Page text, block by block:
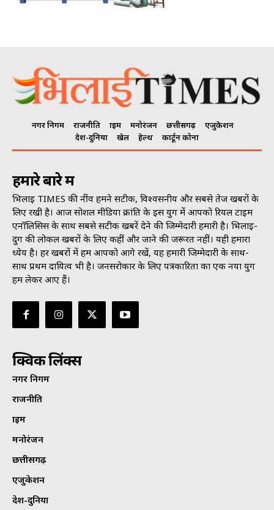
नगर निगम राजनीति क्राइम मनोरंजन छत्तीसगढ़
एजुकेशन
देश-दुनिया
खेल हेल्थ कार्टून कोना
हमारे बारे में
भिलाई TIMES की नींव हमने सटीक, विश्वसनीय और सबसे तेज खबरों के
लिए रखी है। आज सोशल मीडिया क्रांति के इस युग में आपको रियल टाइम
एनॉलिसिस के साथ सबसे सटीक खबरें देने की जिम्मेदारी हमारी है। भिलाई-
दुर्ग की लोकल खबरों के लिए कहीं और जाने की जरूरत नहीं। यही हमारा
ध्येय है। हर खबरों में हम आपको आगे रखें, यह हमारी जिम्मेदारी के साथ-
साथ प्रथम दायित्व भी है। जनसराेकार के लिए पत्रकारिता का एक नया युग
हम लेकर आए हैं।
क्विक लिंक्स
नगर निगम
राजनीति
क्राइम
मनोरंजन
छत्तीसगढ़
एजुकेशन
देश-दुनिया